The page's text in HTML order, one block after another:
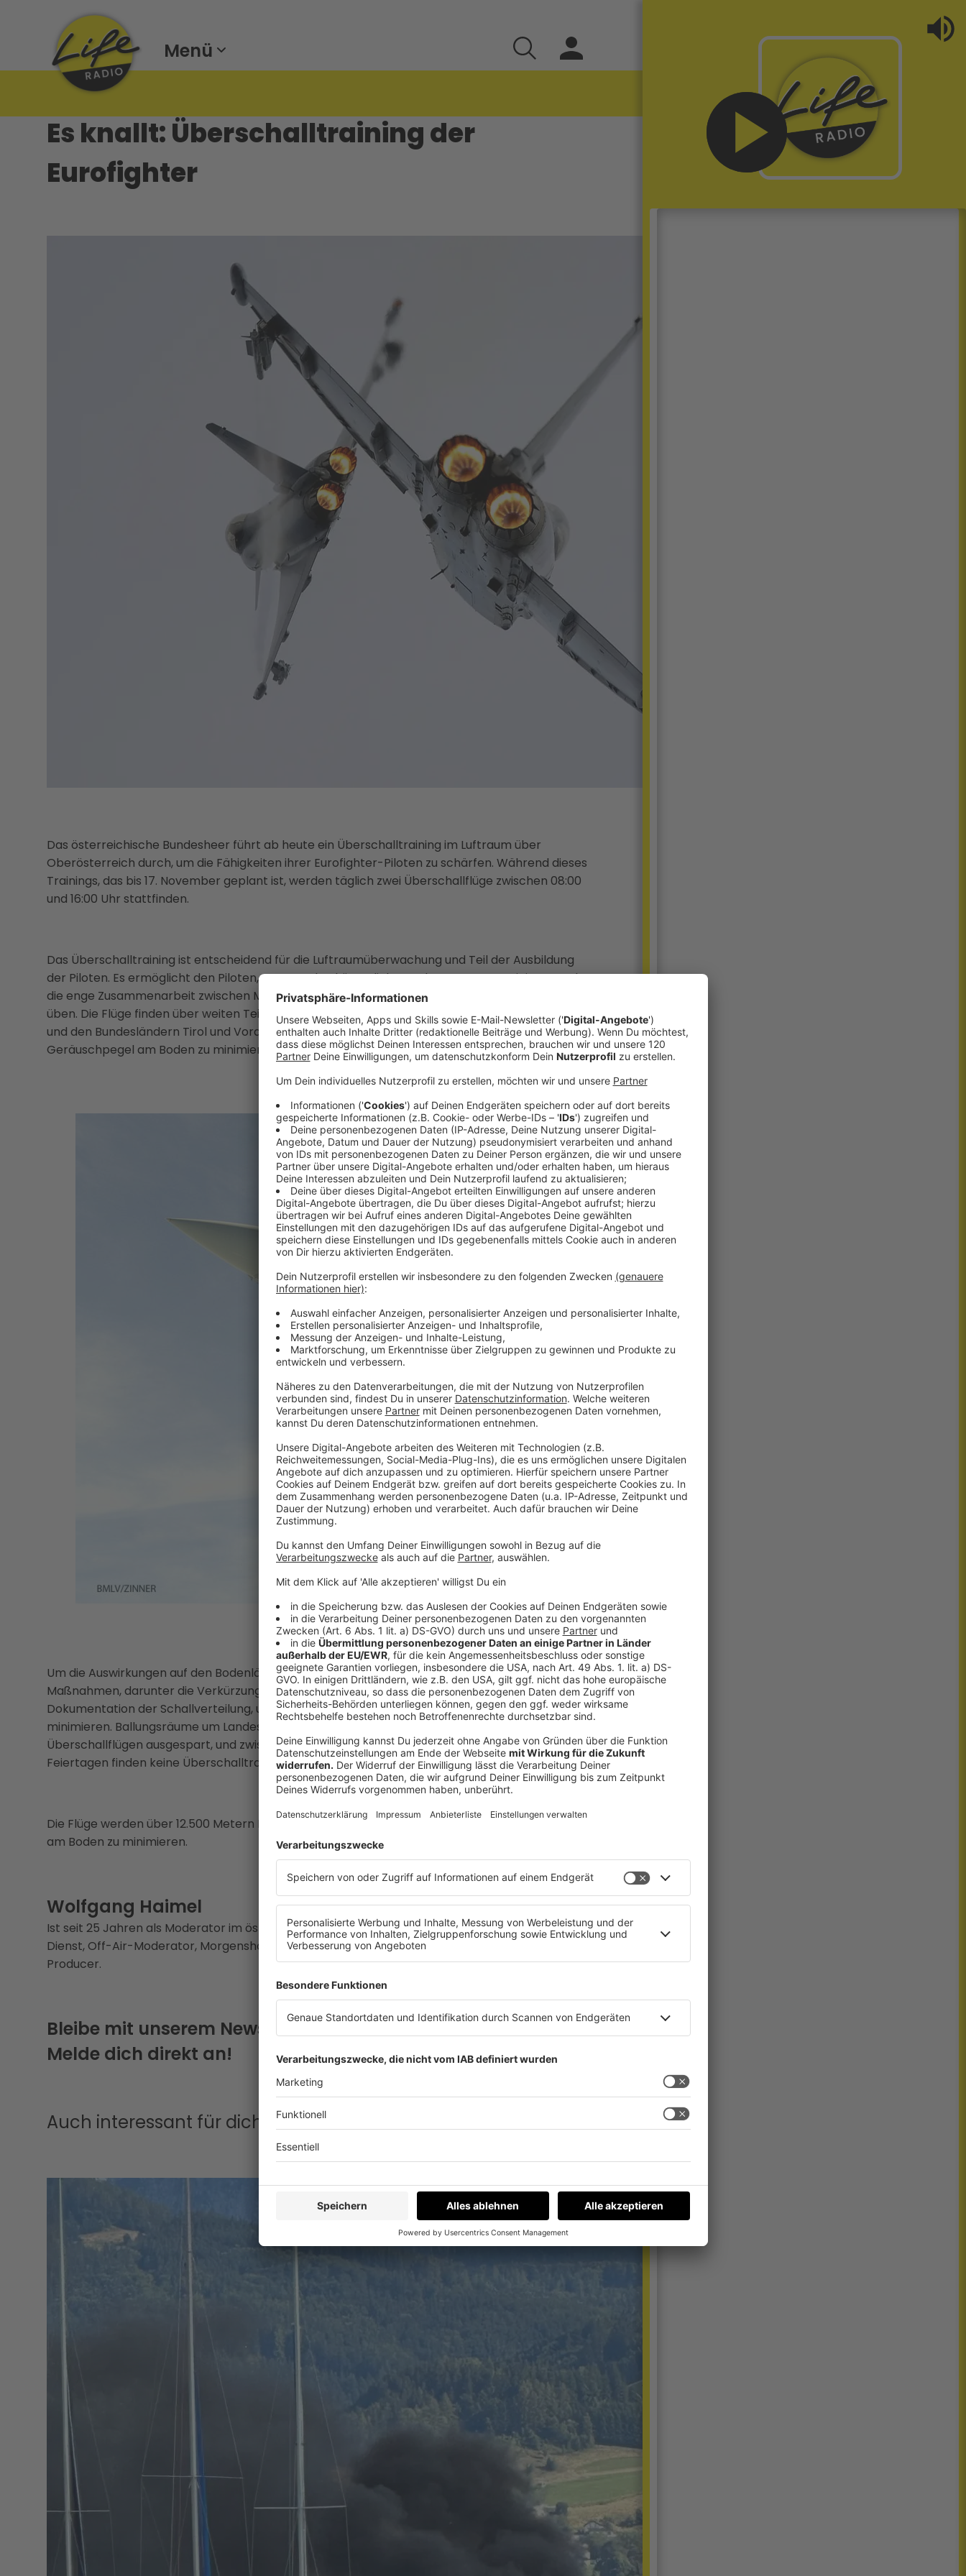
Menü
Es knallt: Überschalltraining der
Eurofighter
Das österreichische Bundesheer führt ab heute ein Überschalltraining im Luftraum über
Oberösterreich durch, um die Fähigkeiten ihrer Eurofighter-Piloten zu schärfen. Während dieses
Trainings, das bis 17. November geplant ist, werden täglich zwei Überschallflüge zwischen 08:00
und 16:00 Uhr stattfinden.
Das Überschalltraining ist entscheidend für die Luftraumüberwachung und Teil der Ausbildung
der Piloten. Es ermöglicht den Piloten, unter realen körperlichen Belastungen zu trainieren und
die enge Zusammenarbeit zwischen Militärpiloten, Radarleitoffizieren und der Flugsicherung zu
üben. Die Flüge finden über weiten Teilen Österreichs statt, mit Ausnahme von Ballungsräumen
und den Bundesländern Tirol und Vorarlberg. Die Flüge erfolgen in großen Höhen, um den
Geräuschpegel am Boden zu minimieren.
Um die Auswirkungen auf den Bodenlärm zu reduzieren, ergreift das Bundesheer verschiedene
Maßnahmen, darunter die Verkürzung der Beschleunigungsphasen der Eurofighter und die
Dokumentation der Schallverteilung, um Mehrfachbeschallungen in denselben Gebieten zu
minimieren. Ballungsräume um Landeshauptstädte und die Bundeshauptstadt werden von
Überschallflügen ausgespart, und zwischen 12:00 Uhr und 13:00 Uhr sowie an Wochenenden und
Feiertagen finden keine Überschalltrainingsflüge statt.
Die Flüge werden über 12.500 Metern Höhe durchgeführt, um die Intensität des Überschallknalls
am Boden zu minimieren.
Wolfgang Haimel
Ist seit 25 Jahren als Moderator im österreichischen Radio zu hören, ist Redakteur, Chef vom
Dienst, Off-Air-Moderator, Morgenshow-Host beim DAB-Sender "Flash90s" und Content-
Producer.
Bleibe mit unserem Newsletter immer auf dem Laufenden.
Melde dich direkt an!
Auch interessant für dich